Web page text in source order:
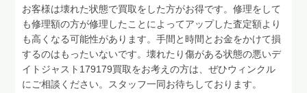
お客様は壊れた状態で買取をした方がお得です。修理をして
も修理額の方が修理したことによってアップした査定額より
も高くなる可能性があります。手間と時間とお金をかけて損
するのはもったいないです。壊れたり傷がある状態の悪いデ
イトジャスト179179買取をお考えの方は、ぜひウィンクル
にご相談ください。スタッフ一同お待ちしております。